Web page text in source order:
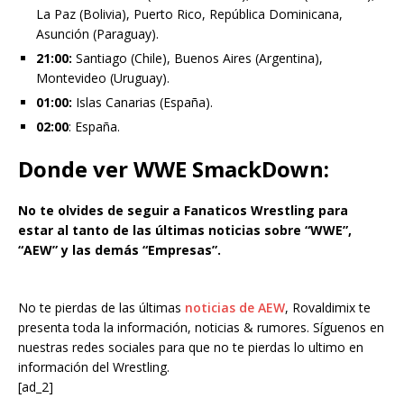
La Paz (Bolivia), Puerto Rico, República Dominicana,
Asunción (Paraguay).
21:00: Santiago (Chile), Buenos Aires (Argentina),
Montevideo (Uruguay).
01:00: Islas Canarias (España).
02:00: España.
Donde verWWE SmackDown:
No te olvides de seguir a Fanaticos Wrestling para
estar al tanto de las últimas noticias sobre “WWE”,
“AEW” y las demás “Empresas”.
No te pierdas de las últimas noticias de AEW, Rovaldimix te
presenta toda la información, noticias & rumores. Síguenos en
nuestras redes sociales para que no te pierdas lo ultimo en
información del Wrestling.
[ad_2]